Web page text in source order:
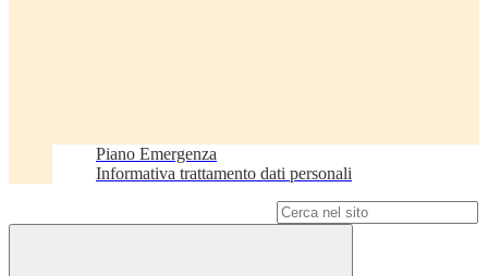
Piano Emergenza
Informativa trattamento dati personali